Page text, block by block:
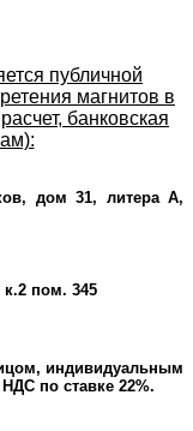
публичной
магнитов в
банковская
дом 31, литера А,
к.2 пом. 345
индивидуальным
по ставке 22%.